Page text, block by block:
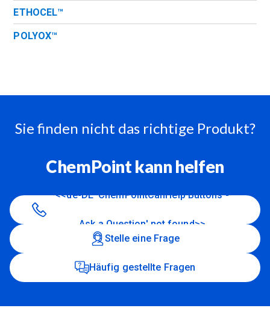
ETHOCEL™
POLYOX™
Sie finden nicht das richtige Produkt?
ChemPoint kann helfen
<<de-DE 'ChemPointCanHelp Buttons -
Ask a Question' not found>>
Stelle eine Frage
Häufig gestellte Fragen